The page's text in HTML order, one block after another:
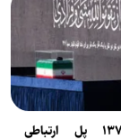
سامانه ۱۳۷ پل ارتباطی